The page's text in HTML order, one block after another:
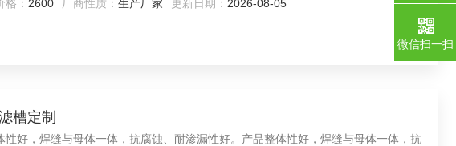
格： 2600 厂商性质： 生产厂家 更新日期： 2026-08-05
槽定制
性好，焊缝与母体一体，抗腐蚀、耐渗漏性好。产品整体性好，焊缝与母体一体，抗
微信扫一扫